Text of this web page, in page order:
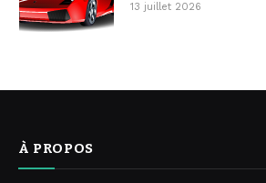
13 juillet 2026
À PROPOS